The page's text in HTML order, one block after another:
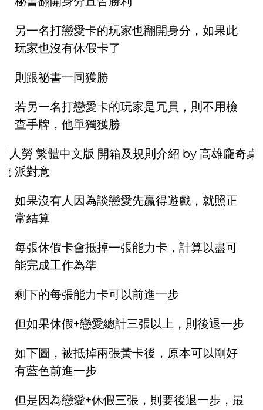
另一名打戀愛卡的玩家也翻開身分，如果此
玩家也沒有休假卡了
則跟祕書一同獲勝
若另一名打戀愛卡的玩家是冗員，則不用檢
查手牌，他單獨獲勝
如果沒有人因為談戀愛先贏得遊戲，就照正
常結算
每張休假卡會抵掉一張能力卡，計算以盡可
能完成工作為準
剩下的每張能力卡可以前進一步
但如果休假+戀愛總計三張以上，則後退一步
如下圖，被抵掉兩張黃卡後，原本可以剛好
有藍色前進一步
但是因為戀愛+休假三張，則要後退一步，最